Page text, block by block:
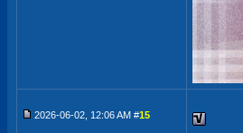
2026-06-02, 12:06 AM #15